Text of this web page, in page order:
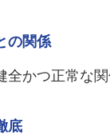
の関係
全かつ正常な
底